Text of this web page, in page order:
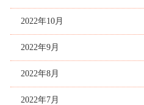
2022年10月
2022年9月
2022年8月
2022年7月